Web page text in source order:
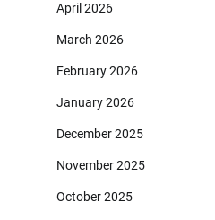
April 2026
March 2026
February 2026
January 2026
December 2025
November 2025
October 2025